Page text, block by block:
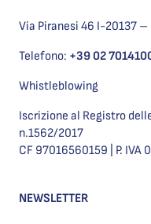
Via Piranesi 46 I-20137 –
Telefono: +39 02
Whistleblowing
Iscrizione al Registro
n.1562/2017
CF 97016560159 | P. IVA
NEWSLETTER